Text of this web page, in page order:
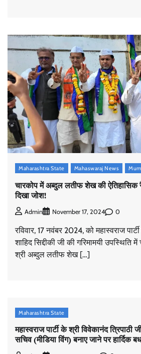
Maharashtra State Mahaswaraj News
चारकोप में अब्दुल लतीफ शेख की ऐतिहासिक
दिखा जोश!
Admin November 17, 2024 0
रविवार, 17 नवंबर 2024, को महास्वराज
शाहिद सिद्दीकी जी की गरिमामयी उपस्थिति
श्री अब्दुल लतीफ शेख […]
Maharashtra State
महास्वराज पार्टी के श्री विवेकानंद त्रिपाठी
सचिव (मीडिया विंग) बनाए जाने पर हार्दिक
मुंबई से उत्तर प्रदेश तक राजनीतिक
तेज़ की चुनावी रणनीति